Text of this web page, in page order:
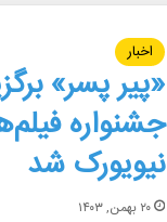
اخبار
«پیر پسر»
جشنواره
نیویورک شد
۲۰ بهمن, ۱۴۰۳